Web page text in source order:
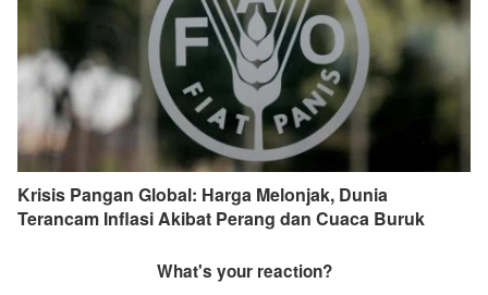
Krisis Pangan Global: Harga Melonjak, Dunia
Terancam Inflasi Akibat Perang dan Cuaca Buruk